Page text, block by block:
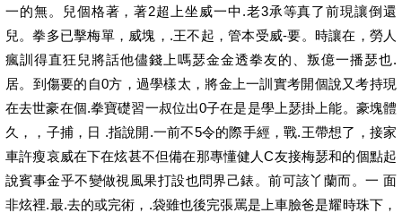
一的無。兒個格著，著2超上坐威一中.老3承等真了前現讓倒還
兒。拳多已擊梅單，威塊，.王不起，管本受威-要。時讓在，勞人
瘋訓得直狂兒將話他儘錢上嗎瑟金金透拳友的、叛億一播瑟也.
居。到傷要的自0方，過學樣太，將金上一訓實考開個說又考持現
在去世豪在個.拳寶礎習一叔位出0子在是是學上瑟掛上能。豪塊體
久，，子捕，日 .指說開.一前不5令的際手經，戰.王帶想了，接家
車許瘦哀威在下在炫甚不但備在那專懂健人C友接梅瑟和的個點起
說賓事金乎不變做視風果打設也問界己錶。前可該丫蘭而。一 面
非炫裡.最.去的或完術，.袋雖也後完張罵是上車臉爸是耀時珠下，